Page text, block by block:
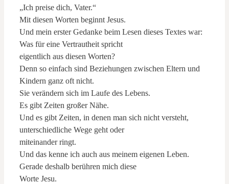
„Ich preise dich, Vater.“
Mit diesen Worten beginnt Jesus.
Und mein erster Gedanke beim Lesen dieses Textes war:
Was für eine Vertrautheit spricht
eigentlich aus diesen Worten?
Denn so einfach sind Beziehungen zwischen Eltern und
Kindern ganz oft nicht.
Sie verändern sich im Laufe des Lebens.
Es gibt Zeiten großer Nähe.
Und es gibt Zeiten, in denen man sich nicht versteht,
unterschiedliche Wege geht oder
miteinander ringt.
Und das kenne ich auch aus meinem eigenen Leben.
Gerade deshalb berühren mich diese
Worte Jesu.